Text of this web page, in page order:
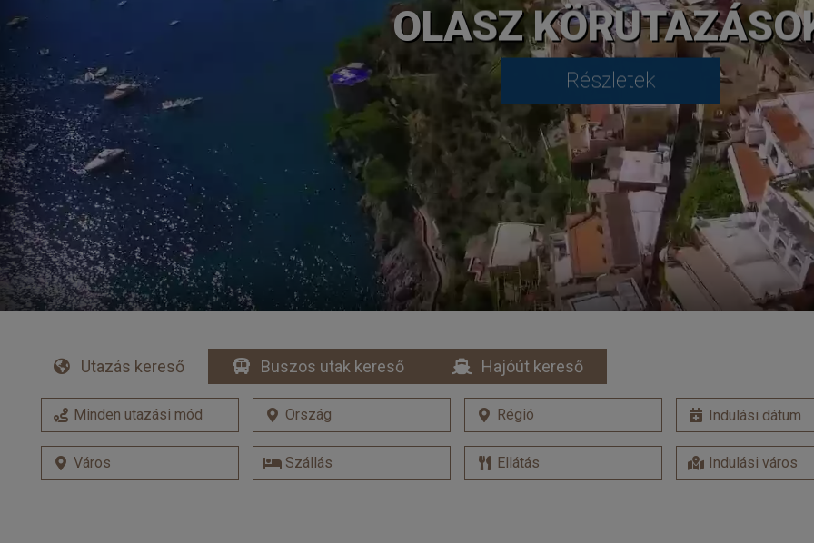
OLASZ
Részletek
Utazás kereső Buszos utak kereső Hajóút kereső